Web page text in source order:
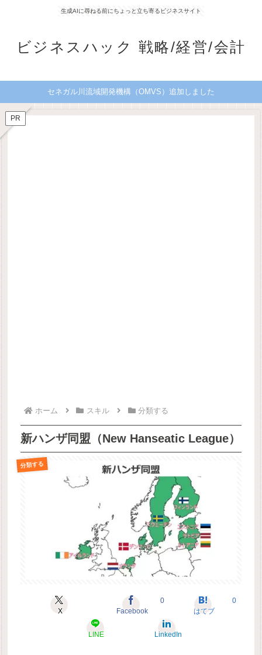
生成AIに尋ねる前にちょっと立ち寄るビジネスサイト
ビジネスハック 戦略/経営/会計
セネガル川流域開発機構（OMVS）追加しました
PR
ホーム スキル 分類する
新ハンザ同盟（New Hanseatic League）
分類する
X Facebook
0
はてブ
0
LINE LinkedIn